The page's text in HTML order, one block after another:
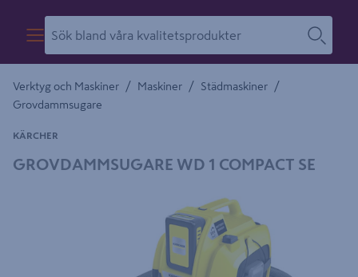
Verktyg och Maskiner / Maskiner / Städmaskiner /
Grovdammsugare
GROVDAMMSUGARE WD 1 COMPACT SE
KÄRCHER